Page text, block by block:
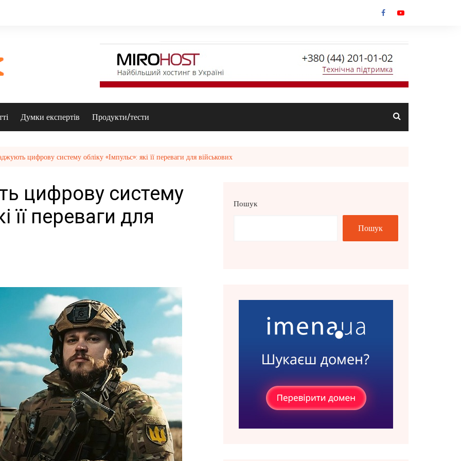
Думки експертів Продукти/тести
цифрову систему обліку «Імпульс»: які її переваги для військових
цифрову систему
її переваги для
Пошук
Пошук